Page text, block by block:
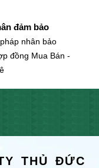
đảm bảo
nhân bảo
đồng Mua Bán -
THỦ ĐỨC